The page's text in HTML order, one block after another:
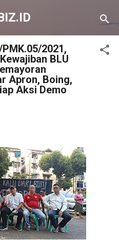
utama
2021,
BLU
Apron, Boing,
Aksi Demo